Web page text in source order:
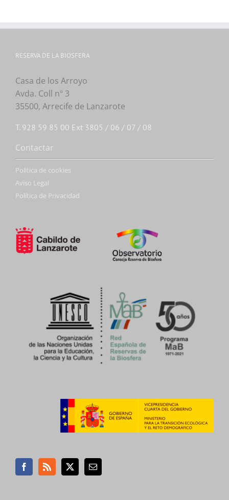
RESERVA DE LA BIOSFERA
Casa de los Arroyo
Avda. Coll nº 3
35500, Arrecife de Lanzarote
T. 928 59 85 00 Ext 3805 / 06 / 07 / 08
Contactar
Politica de cookies
Aviso Legal
Política de Privacidad